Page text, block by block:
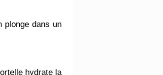
plonge dans un
hydrate la